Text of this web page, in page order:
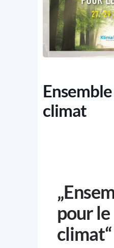
climat
pour le
climat“